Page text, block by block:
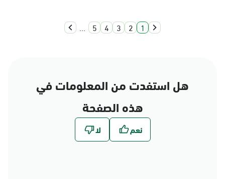
1
2
3
4
5
...
هل استفدت من المعلومات في
هذه الصفحة